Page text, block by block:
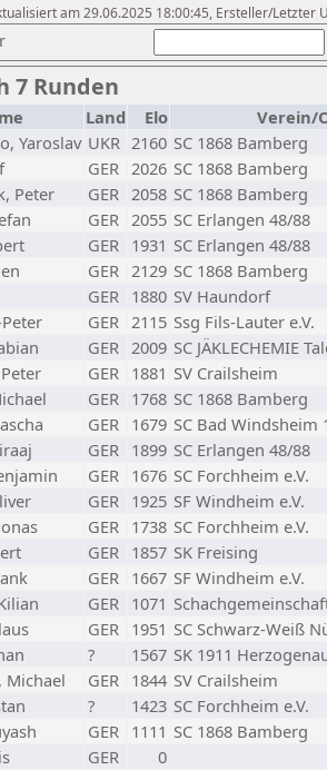
am 29.06.2025 18:00:45, Ersteller/Letzter
7 Runden
Land Elo
Verein/
Yaroslav UKR 2160 SC 1868 Bamberg
GER 2026 SC 1868 Bamberg
Peter GER 2058 SC 1868 Bamberg
GER 2055 SC Erlangen 48/88
GER 1931 SC Erlangen 48/88
GER 2129 SC 1868 Bamberg
GER 1880 SV Haundorf
GER 2115 Ssg Fils-Lauter e.V.
GER 2009 SC JÄKLECHEMIE
GER 1881 SV Crailsheim
GER 1768 SC 1868 Bamberg
GER 1679 SC Bad Windsheim
GER 1899 SC Erlangen 48/88
GER 1676 SC Forchheim e.V.
GER 1925 SF Windheim e.V.
GER 1738 SC Forchheim e.V.
GER 1857 SK Freising
GER 1667 SF Windheim e.V.
GER 1071
GER 1951 SC Schwarz-Weiß
? 1567 SK 1911
Michael GER 1844 SV Crailsheim
? 1423 SC Forchheim e.V.
GER 1111 SC 1868 Bamberg
GER
0